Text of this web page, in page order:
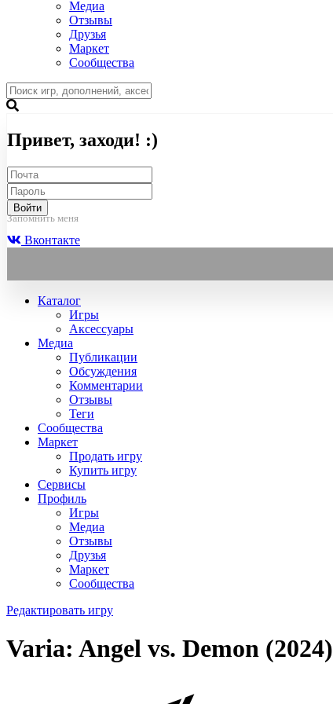
Медиа
Отзывы
Друзья
Маркет
Сообщества
Привет, заходи! :)
Войти
Запомнить меня
Вконтакте
Каталог
Игры
Аксессуары
Медиа
Публикации
Обсуждения
Комментарии
Отзывы
Теги
Сообщества
Маркет
Продать игру
Купить игру
Сервисы
Профиль
Игры
Медиа
Отзывы
Друзья
Маркет
Сообщества
Редактировать игру
Varia: Angel vs. Demon (2024)